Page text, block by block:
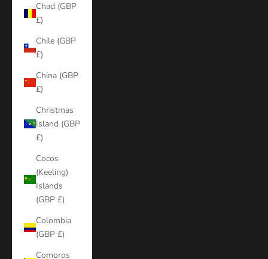
Chad (GBP
£)
Chile (GBP
£)
China (GBP
£)
Christmas
Island (GBP
£)
Cocos
(Keeling)
Islands
(GBP £)
Colombia
(GBP £)
Comoros